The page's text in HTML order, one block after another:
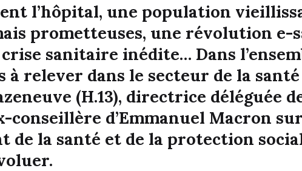
l’hôpital, une population
prometteuses, une révolution e-
sanitaire inédite… Dans
à relever dans le secteur de la
(H.13), directrice déléguée
conseillère d’Emmanuel Macron
de la santé et de la protection